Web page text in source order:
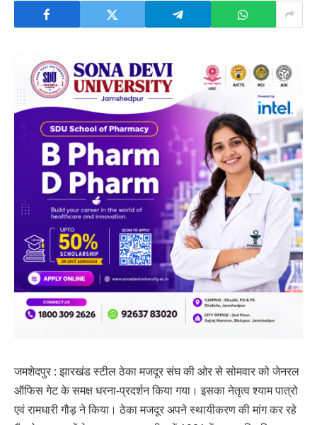
जमशेदपुर : झारखंड स्टील ठेका मजदूर संघ की ओर से सोमवार को जेनरल
ऑफिस गेट के समक्ष धरना-प्रदर्शन किया गया। इसका नेतृत्व श्याम पात्रो
एवं रामधारी गौड़ ने किया। ठेका मजदूर अपने स्थायीकरण की मांग कर रहे